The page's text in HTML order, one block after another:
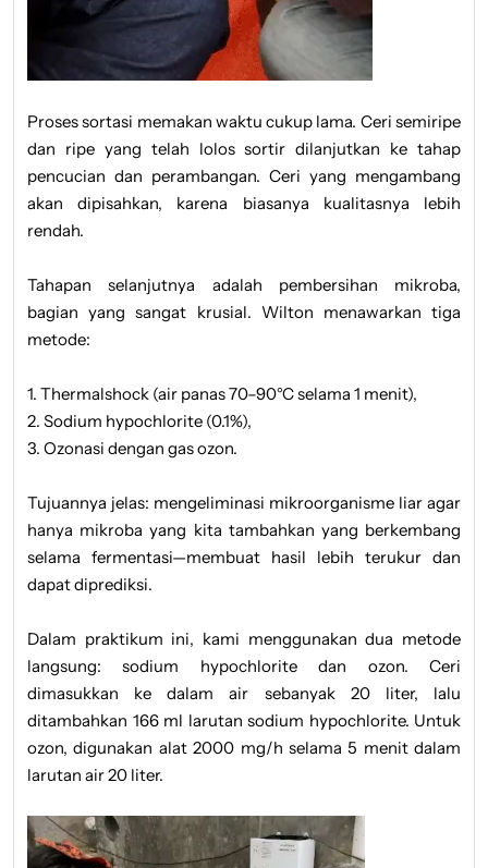
Proses sortasi memakan waktu cukup lama. Ceri semiripe
dan ripe yang telah lolos sortir dilanjutkan ke tahap
pencucian dan perambangan. Ceri yang mengambang
akan dipisahkan, karena biasanya kualitasnya lebih
rendah.
Tahapan selanjutnya adalah pembersihan mikroba,
bagian yang sangat krusial. Wilton menawarkan tiga
metode:
1. Thermalshock (air panas 70–90°C selama 1 menit),
2. Sodium hypochlorite (0.1%),
3. Ozonasi dengan gas ozon.
Tujuannya jelas: mengeliminasi mikroorganisme liar agar
hanya mikroba yang kita tambahkan yang berkembang
selama fermentasi—membuat hasil lebih terukur dan
dapat diprediksi.
Dalam praktikum ini, kami menggunakan dua metode
langsung: sodium hypochlorite dan ozon. Ceri
dimasukkan ke dalam air sebanyak 20 liter, lalu
ditambahkan 166 ml larutan sodium hypochlorite. Untuk
ozon, digunakan alat 2000 mg/h selama 5 menit dalam
larutan air 20 liter.